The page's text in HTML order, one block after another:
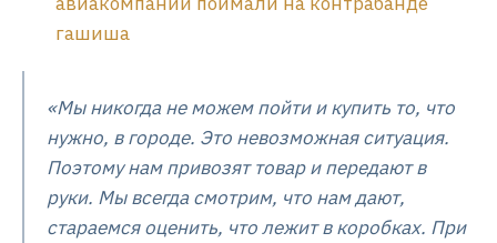
гашиша
«Мы никогда не можем пойти и купить то, что
нужно, в городе. Это невозможная ситуация.
Поэтому нам привозят товар и передают в
руки. Мы всегда смотрим, что нам дают,
стараемся оценить, что лежит в коробках. При